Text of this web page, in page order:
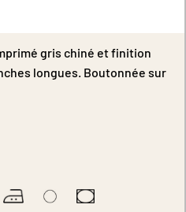
gris chiné et finition
longues. Boutonnée sur